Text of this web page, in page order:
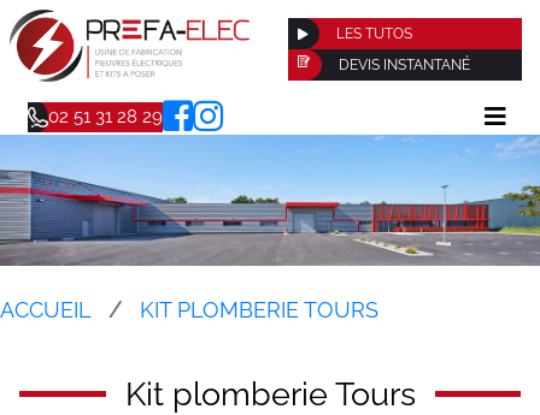
LES TUTOS
DEVIS INSTANTANÉ
02 51 31 28 29
ACCUEIL KIT PLOMBERIE TOURS
Kit plomberie Tours